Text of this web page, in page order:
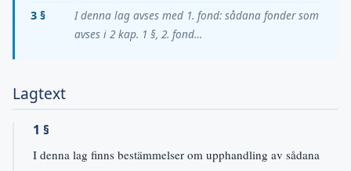
3 §
I denna lag avses med 1. fond: sådana fonder som
avses i 2 kap. 1 §, 2. fond…
Lagtext
1 §
I denna lag finns bestämmelser om upphandling av sådana